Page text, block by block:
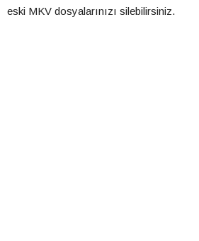
eski MKV dosyalarınızı silebilirsiniz.